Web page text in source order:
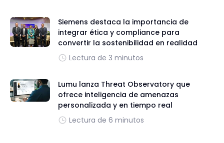
Siemens destaca la importancia de
integrar ética y compliance para
convertir la sostenibilidad en realidad
Lectura de 3 minutos
Lumu lanza Threat Observatory que
ofrece inteligencia de amenazas
personalizada y en tiempo real
Lectura de 6 minutos